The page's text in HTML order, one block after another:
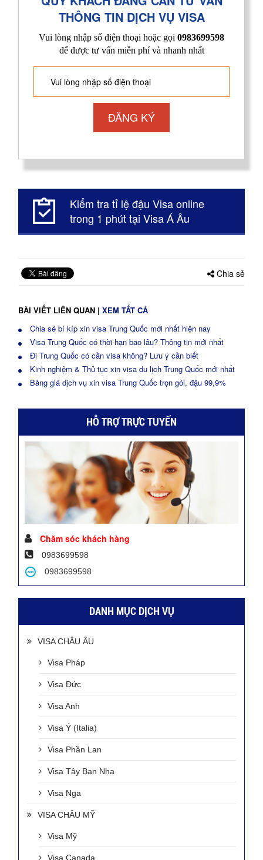
THÔNG TIN DỊCH VỤ VISA
Vui lòng nhập số điện thoại hoặc gọi 0983699598
để được tư vấn miễn phí và nhanh nhất
Kiểm tra tỉ lệ đậu Visa online
trong 1 phút tại Visa Á Âu
Chia sẻ
BÀI VIẾT LIÊN QUAN | XEM TẤT CẢ
Chia sẻ bí kíp xin visa Trung Quốc mới nhất hiện nay
Visa Trung Quốc có thời hạn bao lâu? Thông tin mới nhất
Đi Trung Quốc có cần visa không? Lưu ý cần biết
Kinh nghiệm & Thủ tục xin visa du lịch Trung Quốc mới nhất
Bảng giá dịch vụ xin visa Trung Quốc trọn gói, đậu 99,9%
HỖ TRỢ TRỰC TUYẾN
Chăm sóc khách hàng
0983699598
0983699598
DANH MỤC DỊCH VỤ
VISA CHÂU ÂU
Visa Pháp
Visa Đức
Visa Anh
Visa Ý (Italia)
Visa Phần Lan
Visa Tây Ban Nha
Visa Nga
VISA CHÂU MỸ
Visa Mỹ
Visa Canada